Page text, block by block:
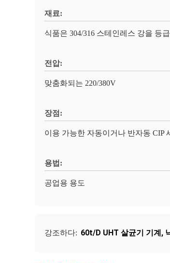
재료:
식품은 304/316 스테인레스 강을 등
전압:
맞춤화되는 220/380V
장점:
이용 가능한 자동이거나 반자동 CIP
용법:
공업용 용도
강조하다: 60t/D UHT 살균기 기계,